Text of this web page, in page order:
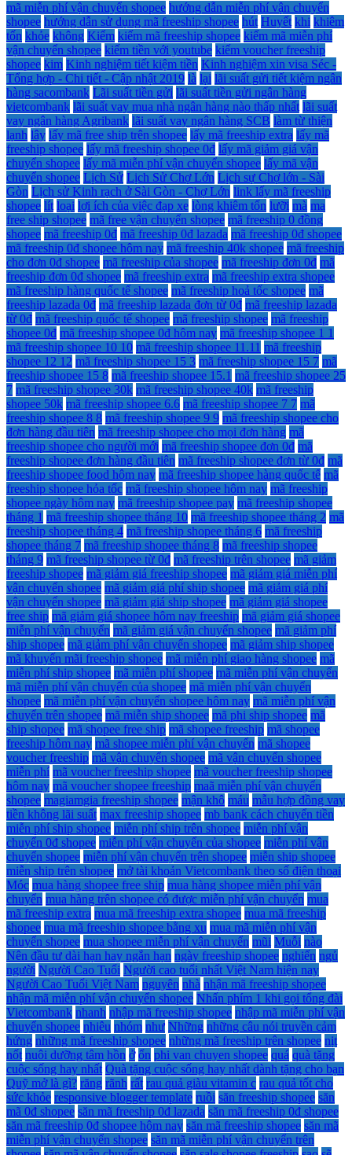
mã miễn phí vận chuyển shopee hướng dẫn miễn phí vận chuyển
shopee hướng dẫn sử dụng mã freeship shopee hút Huyết khi khiêm
tốn khỏe không Kiểm kiếm mã freeship shopee kiếm mã miễn phí
vận chuyển shopee kiếm tiền với youtube kiếm voucher freeship
shopee kim Kinh nghiệm tiết kiệm tiền Kinh nghiệm xin visa Séc -
Tổng hợp - Chi tiết - Cập nhật 2019 là lại lãi suất gửi tiết kiệm ngân
hàng sacombank Lãi suất tiền gửi lãi suất tiền gửi ngân hàng
vietcombank lãi suất vay mua nhà ngân hàng nào thấp nhất lãi suất
vay ngân hàng Agribank lãi suất vay ngân hàng SCB làm từ thiện
lạnh lây lấy mã free ship trên shopee lấy mã freeship extra lấy mã
freeship shopee lấy mã freeship shopee 0đ lấy mã giảm giá vận
chuyển shopee lấy mã miễn phí vận chuyển shopee lấy mã vận
chuyển shopee Lịch Sử Lịch Sử Chợ Lớn Lịch sự Chợ lớn - Sài
Gòn Lịch sử Kinh rạch ở Sài Gòn - Chợ Lớn link lấy mã freeship
shopee lít loại lợi ích của việc đạp xe lòng khiêm tốn lưỡi mà ma
free ship shopee mã free vận chuyển shopee mã freeship 0 đồng
shopee mã freeship 0đ mã freeship 0đ lazada mã freeship 0đ shopee
mã freeship 0đ shopee hôm nay mã freeship 40k shopee mã freeship
cho đơn 0đ shopee mã freeship của shopee mã freeship đơn 0đ mã
freeship đơn 0đ shopee mã freeship extra mã freeship extra shopee
mã freeship hàng quốc tế shopee mã freeship hoả tốc shopee mã
freeship lazada 0đ mã freeship lazada đơn từ 0đ mã freeship lazada
từ 0đ mã freeship quốc tế shopee mã freeship shopee mã freeship
shopee 0đ mã freeship shopee 0đ hôm nay mã freeship shopee 1 1
mã freeship shopee 10 10 mã freeship shopee 11.11 mã freeship
shopee 12 12 mã freeship shopee 15 3 mã freeship shopee 15 7 mã
freeship shopee 15 8 mã freeship shopee 15.1 mã freeship shopee 25
7 mã freeship shopee 30k mã freeship shopee 40k mã freeship
shopee 50k mã freeship shopee 6.6 mã freeship shopee 7 7 mã
freeship shopee 8 8 mã freeship shopee 9 9 mã freeship shopee cho
đơn hàng đầu tiên mã freeship shopee cho mọi đơn hàng mã
freeship shopee cho người mới mã freeship shopee đơn 0đ mã
freeship shopee đơn hàng đầu tiên mã freeship shopee đơn từ 0đ mã
freeship shopee food hôm nay mã freeship shopee hàng quốc tế mã
freeship shopee hỏa tốc mã freeship shopee hôm nay mã freeship
shopee ngày hôm nay mã freeship shopee pay mã freeship shopee
tháng 1 mã freeship shopee tháng 10 mã freeship shopee tháng 2 mã
freeship shopee tháng 4 mã freeship shopee tháng 6 mã freeship
shopee tháng 7 mã freeship shopee tháng 8 mã freeship shopee
tháng 9 mã freeship shopee từ 0đ mã freeship trên shopee mã giảm
freeship shopee mã giảm giá freeship shopee mã giảm giá miễn phí
vận chuyển shopee mã giảm giá phí ship shopee mã giảm giá phí
vận chuyển shopee mã giảm giá ship shopee mã giảm giá shopee
free ship mã giảm giá shopee hôm nay freeship mã giảm giá shopee
miễn phí vận chuyển mã giảm giá vận chuyển shopee mã giảm phí
ship shopee mã giảm phí vận chuyển shopee mã giảm ship shopee
mã khuyến mãi freeship shopee mã miễn phí giao hàng shopee mã
miễn phí ship shopee mã miễn phí shopee mã miễn phí vận chuyển
mã miễn phí vận chuyển của shopee mã miễn phí vận chuyển
shopee mã miễn phí vận chuyển shopee hôm nay mã miễn phí vận
chuyển trên shopee mã miễn ship shopee mã phi ship shopee mã
ship shopee mã shopee free ship mã shopee freeship mã shopee
freeship hôm nay mã shopee miễn phí vận chuyển mã shopee
voucher freeship mã vận chuyển shopee mã vận chuyển shopee
miễn phí mã voucher freeship shopee mã voucher freeship shopee
hôm nay mã voucher shopee freeship maã miễn phí vận chuyển
shopee magiamgia freeship shopee mận khô máu mẫu hợp đồng vay
tiền không lãi suất max freeship shopee mb bank cách chuyển tiền
miễn phí ship shopee miễn phí ship trên shopee miễn phí vận
chuyển 0đ shopee miễn phí vận chuyển của shopee miễn phí vận
chuyển shopee miễn phí vận chuyển trên shopee miễn ship shopee
miễn ship trên shopee mở tài khoản Vietcombank theo số điện thoại
Móc mua hàng shopee free ship mua hàng shopee miễn phí vận
chuyển mua hàng trên shopee có được miễn phí vận chuyển mua
mã freeship extra mua mã freeship extra shopee mua mã freeship
shopee mua mã freeship shopee bằng xu mua mã miễn phí vận
chuyển shopee mua shopee miễn phí vận chuyển mũi Muỗi nào
Nên đầu tư dài hạn hay ngắn hạn ngày freeship shopee nghiến ngủ
người Người Cao Tuổi Người cao tuổi nhất Việt Nam hiện nay
Người Cao Tuổi Việt Nam nguyên nhà nhận mã freeship shopee
nhận mã miễn phí vận chuyển shopee Nhấn phím 1 khi gọi tổng đài
Vietcombank nhanh nhập mã freeship shopee nhập mã miễn phí vận
chuyển shopee nhiêu nhóm như Những những câu nói truyền cảm
hứng những mã freeship shopee những mã freeship trên shopee nịt
nốt nuôi dưỡng tâm hồn ở ổn phi van chuyen shopee quá quà tặng
cuộc sống hay nhất Quà tặng cuộc sống hay nhất dành tặng cho bạn
Quỹ mở là gì? răng rãnh rất rau quả giàu vitamin c rau quả tốt cho
sức khỏe responsive blogger template ruồi săn freeship shopee săn
mã 0đ shopee săn mã freeship 0đ lazada săn mã freeship 0đ shopee
săn mã freeship 0đ shopee hôm nay săn mã freeship shopee săn mã
miễn phí vận chuyển shopee săn mã miễn phí vận chuyển trên